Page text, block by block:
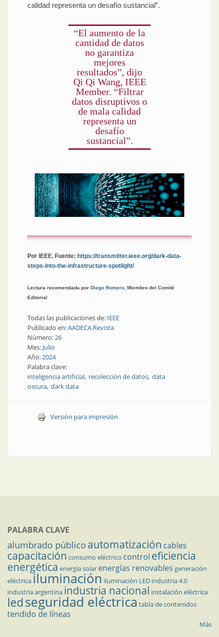
calidad representa un desafío sustancial”.
“El aumento de la
cantidad de datos
no garantiza
mejores
resultados”, dijo
Qi Qi Wang, IEEE
Member. “Filtrar
datos disruptivos o
de mala calidad
representa un
desafío
sustancial”.
Por IEEE. Fuente: https://transmitter.ieee.org/dark-data-
steps-into-the-infrastructure-spotlight/
Lectura recomendada por Diego Romero , Miembro del Comité
Editorial
Todas las publicaciones de: IEEE
Publicado en:AADECA Revista
Número:26
Mes: Julio
Año:2024
Palabra clave:
inteligencia artificial recolección de datos data
oscura dark data
Versión para impresión
PALABRA CLAVE
alumbrado público automatización cables
capacitación consumo eléctrico control eficiencia
energética energía solar energías renovables generación
eléctricailuminación iluminación LED industria 4.0
industria argentina industria nacional instalación eléctrica
ledseguridad eléctrica tabla de contenidos
tendido de líneas
Más